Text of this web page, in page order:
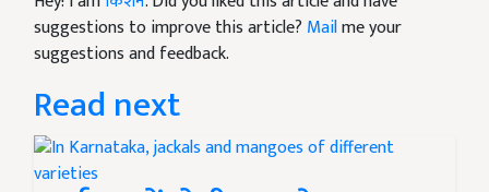
suggestions to improve this article? Mailme your
suggestions and feedback.
Read next